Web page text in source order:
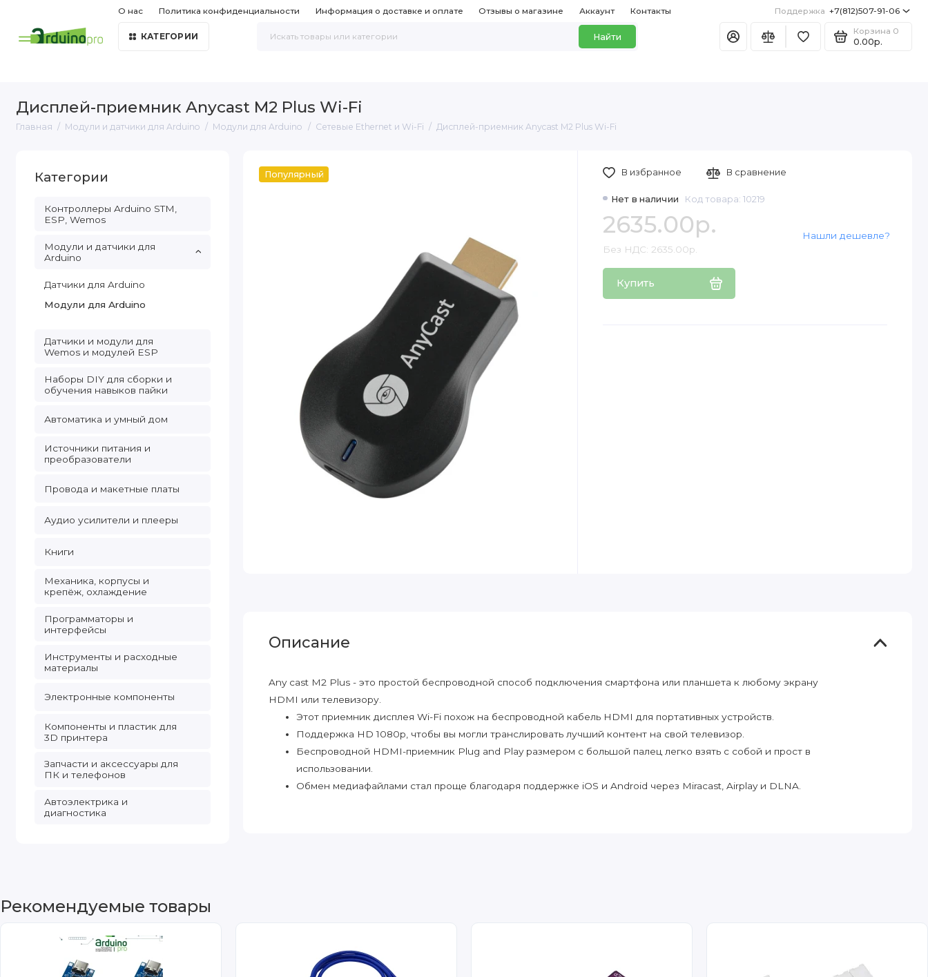
О нас Политика конфиденциальности Информация о доставке и оплате Отзывы о магазине Аккаунт Контакты Поддержка +7(812)507-91-06
КАТЕГОРИИ Найти
Корзина 0
0.00р.
Дисплей-приемник Anycast M2 Plus Wi-Fi
Главная Модули и датчики для Arduino Модули для Arduino Сетевые Ethernet и Wi-Fi Дисплей-приемник Anycast M2 Plus Wi-Fi
Категории
Контроллеры Arduino STM,
ESP, Wemos
Модули и датчики для
Arduino
Датчики для Arduino
Модули для Arduino
Датчики и модули для
Wemos и модулей ESP
Наборы DIY для сборки и
обучения навыков пайки
Автоматика и умный дом
Источники питания и
преобразователи
Провода и макетные платы
Аудио усилители и плееры
Книги
Механика, корпусы и
крепёж, охлаждение
Программаторы и
интерфейсы
Инструменты и расходные
материалы
Электронные компоненты
Компоненты и пластик для
3D принтера
Запчасти и аксессуары для
ПК и телефонов
Автоэлектрика и
диагностика
Популярный
Нет в наличии Код товара: 10219
2635.00р.
Без НДС: 2635.00р.
Купить
Нашли дешевле?
В избранное В сравнение
Описание
Any cast M2 Plus - это простой беспроводной способ подключения смартфона или планшета к любому экрану
HDMI или телевизору.
Этот приемник дисплея Wi-Fi похож на беспроводной кабель HDMI для портативных устройств.
Поддержка HD 1080p, чтобы вы могли транслировать лучший контент на свой телевизор.
Беспроводной HDMI-приемник Plug and Play размером с большой палец легко взять с собой и прост в
использовании.
Обмен медиафайлами стал проще благодаря поддержке iOS и Android через Miracast, Airplay и DLNA.
Рекомендуемые товары